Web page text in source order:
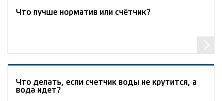
Что лучше норматив или счётчик?
Что делать, если счетчик воды не крутится, а
вода идет?